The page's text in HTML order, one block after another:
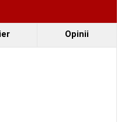
Opinii